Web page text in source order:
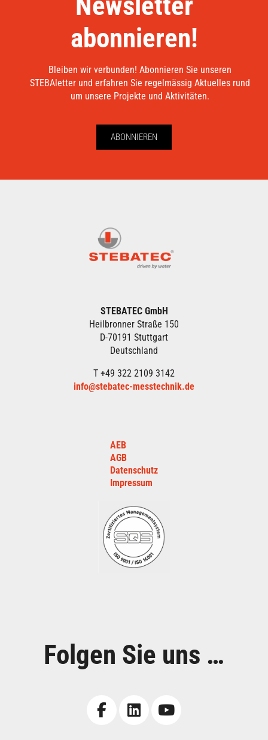
abonnieren!
Bleiben wir verbunden! Abonnieren Sie unseren
STEBAletter und erfahren Sie regelmässig Aktuelles rund
um unsere Projekte und Aktivitäten.
ABONNIEREN
STEBATEC GmbH
Heilbronner Straße 150
D-70191 Stuttgart
Deutschland
T +49 322 2109 3142
info@stebatec-messtechnik.de
AEB
AGB
Datenschutz
Impressum
Folgen Sie uns …